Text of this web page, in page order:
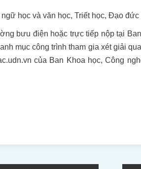
học và văn học, Triết học, Đạo
bưu điện hoặc trực tiếp nộp tại
mục công trình tham gia xét giải
của Ban Khoa học, Công